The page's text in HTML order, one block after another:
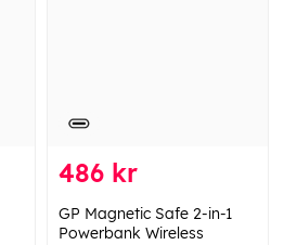
486 kr
GP Magnetic Safe 2-in-1
Powerbank Wireless